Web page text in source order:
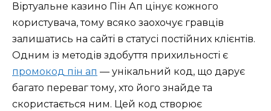
Віртуальне казино Пін Ап цінує кожного
користувача, тому всяко заохочує гравців
залишатись на сайті в статусі постійних клієнтів.
Одним із методів здобуття прихильності є
промокод пін ап — унікальний код, що дарує
багато переваг тому, хто його знайде та
скористається ним. Цей код створює